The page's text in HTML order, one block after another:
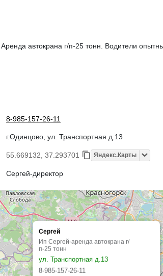
Аренда автокрана г/п-25 тонн. Водители
8-985-157-26-11
г.Одинцово, ул. Транспортная д.13
55.669132, 37.293701 Яндекс.Карты
Сергей-директор
Сергей
Ип Сергей-аренда автокрана г/
п-25 тонн
ул. Транспортная д.13
8-985-157-26-11